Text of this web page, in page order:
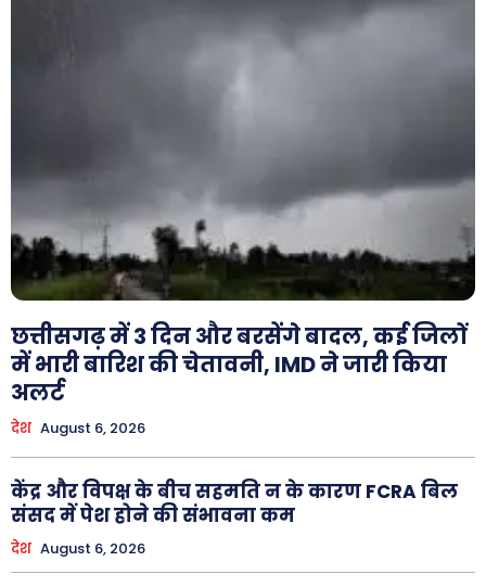
छत्तीसगढ़ में 3 दिन और बरसेंगे बादल, कई जिलों
में भारी बारिश की चेतावनी, IMD ने जारी किया
अलर्ट
देश August 6, 2026
केंद्र और विपक्ष के बीच सहमति न के कारण FCRA बिल
संसद में पेश होने की संभावना कम
देश August 6, 2026